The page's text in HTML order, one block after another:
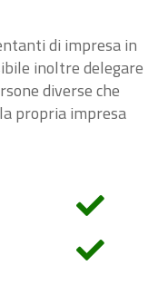
di impresa in
inoltre delegare
diverse che
propria impresa